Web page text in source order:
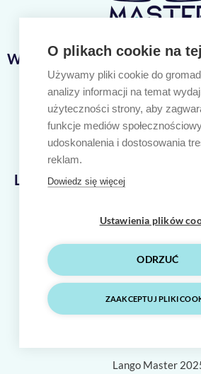
Lango Master
80-809 Gdańsk
hello@langomaster.pl
Ważne linki
Nasze kursy
Język angielski
Język niemiecki
Polityka
Lango Master
F
c
e
I
s
t
O plikach cookie na
Używamy pliki cookie do
analizy informacji na temat
użyteczności strony, aby
funkcje mediów
udoskonalenia i dostosowania
reklam.
Dowiedz się więcej
Ustawienia plików
ODRZUĆ
ZAAKCEPTUJ PLIKI